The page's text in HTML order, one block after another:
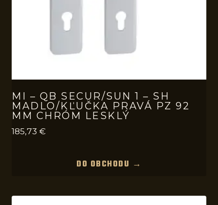
MI – QB SECUR/SUN 1 – SH
MADLO/KĽUČKA PRAVÁ PZ 92
MM CHRÓM LESKLÝ
185,73 €
DO OBCHODU →